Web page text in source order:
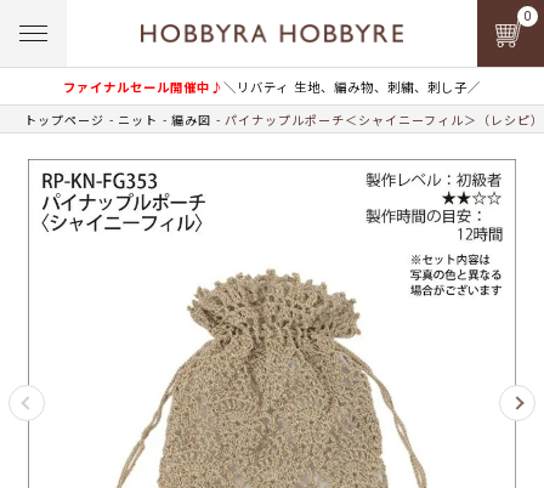
ファイナルセール開催中♪＼リバティ 生地、編み物、刺繍、刺し子／
0
トップページ ニット 編み図 パイナップルポーチ＜シャイニーフィル＞（レシピ）